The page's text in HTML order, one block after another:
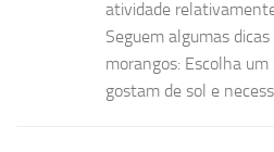
atividade
Seguem algumas
morangos: Escolha
gostam de sol e